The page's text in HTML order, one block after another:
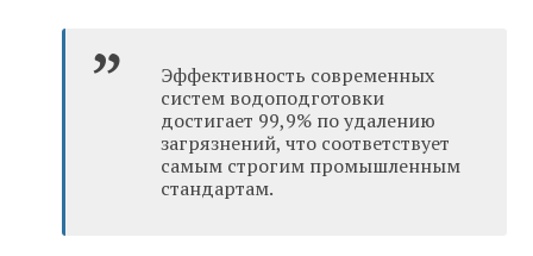
Эффективность современных
систем водоподготовки
достигает 99,9% по удалению
загрязнений, что соответствует
самым строгим промышленным
стандартам.